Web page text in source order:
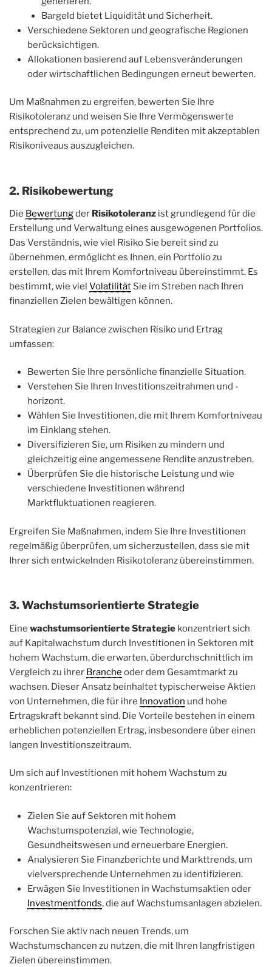
Bargeld bietet Liquidität und Sicherheit.
Verschiedene Sektoren und geografische Regionen
berücksichtigen.
Allokationen basierend auf Lebensveränderungen
oder wirtschaftlichen Bedingungen erneut bewerten.
Um Maßnahmen zu ergreifen, bewerten Sie Ihre
Risikotoleranz und weisen Sie Ihre Vermögenswerte
entsprechend zu, um potenzielle Renditen mit akzeptablen
Risikoniveaus auszugleichen.
2. Risikobewertung
Die Bewertungder Risikotoleranz ist grundlegend für die
Erstellung und Verwaltung eines ausgewogenen Portfolios.
Das Verständnis, wie viel Risiko Sie bereit sind zu
übernehmen, ermöglicht es Ihnen, ein Portfolio zu
erstellen, das mit Ihrem Komfortniveau übereinstimmt. Es
bestimmt, wie viel Volatilität Sie im Streben nach Ihren
finanziellen Zielen bewältigen können.
Strategien zur Balance zwischen Risiko und Ertrag
umfassen:
Bewerten Sie Ihre persönliche finanzielle Situation.
Verstehen Sie Ihren Investitionszeitrahmen und -
horizont.
Wählen Sie Investitionen, die mit Ihrem Komfortniveau
im Einklang stehen.
Diversifizieren Sie, um Risiken zu mindern und
gleichzeitig eine angemessene Rendite anzustreben.
Überprüfen Sie die historische Leistung und wie
verschiedene Investitionen während
Marktfluktuationen reagieren.
Ergreifen Sie Maßnahmen, indem Sie Ihre Investitionen
regelmäßig überprüfen, um sicherzustellen, dass sie mit
Ihrer sich entwickelnden Risikotoleranz übereinstimmen.
3. Wachstumsorientierte Strategie
Eine wachstumsorientierte Strategie konzentriert sich
auf Kapitalwachstum durch Investitionen in Sektoren mit
hohem Wachstum, die erwarten, überdurchschnittlich im
Vergleich zu ihrer Branche oder dem Gesamtmarkt zu
wachsen. Dieser Ansatz beinhaltet typischerweise Aktien
von Unternehmen, die für ihre Innovation und hohe
Ertragskraft bekannt sind. Die Vorteile bestehen in einem
erheblichen potenziellen Ertrag, insbesondere über einen
langen Investitionszeitraum.
Um sich auf Investitionen mit hohem Wachstum zu
konzentrieren:
Zielen Sie auf Sektoren mit hohem
Wachstumspotenzial, wie Technologie,
Gesundheitswesen und erneuerbare Energien.
Analysieren Sie Finanzberichte und Markttrends, um
vielversprechende Unternehmen zu identifizieren.
Erwägen Sie Investitionen in Wachstumsaktien oder
Investmentfonds, die auf Wachstumsanlagen abzielen.
Forschen Sie aktiv nach neuen Trends, um
Wachstumschancen zu nutzen, die mit Ihren langfristigen
Zielen übereinstimmen.